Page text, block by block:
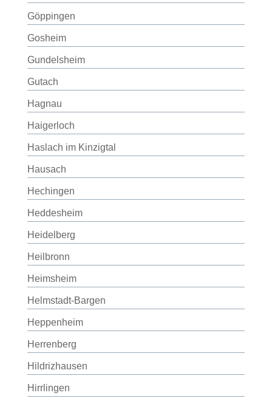
Göppingen
Gosheim
Gundelsheim
Gutach
Hagnau
Haigerloch
Haslach im Kinzigtal
Hausach
Hechingen
Heddesheim
Heidelberg
Heilbronn
Heimsheim
Helmstadt-Bargen
Heppenheim
Herrenberg
Hildrizhausen
Hirrlingen